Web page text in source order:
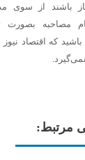
باشند از سوی
مصاحبه
که اقتصاد
مرتبط: